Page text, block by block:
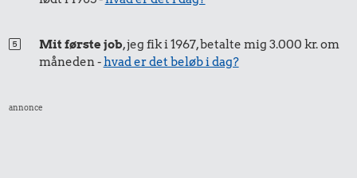
Mit første job, jeg fik i 1967, betalte mig 3.000 kr. om
måneden -hvad er det beløb i dag?
annonce